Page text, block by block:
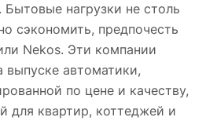
Бытовые нагрузки не столь
сэкономить, предпочесть
Nekos. Эти компании
выпуске автоматики,
по цене и качеству,
для квартир, коттеджей и